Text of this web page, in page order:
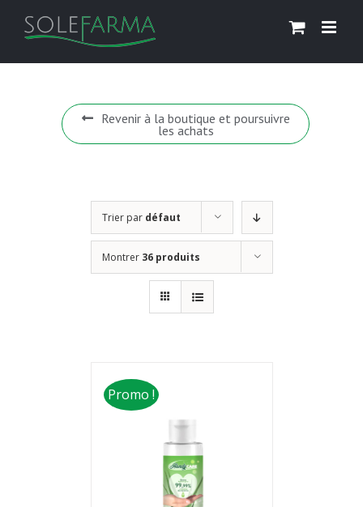
Revenir à la boutique et poursuivre
les achats
Trier par défaut
Montrer 36 produits
Promo !